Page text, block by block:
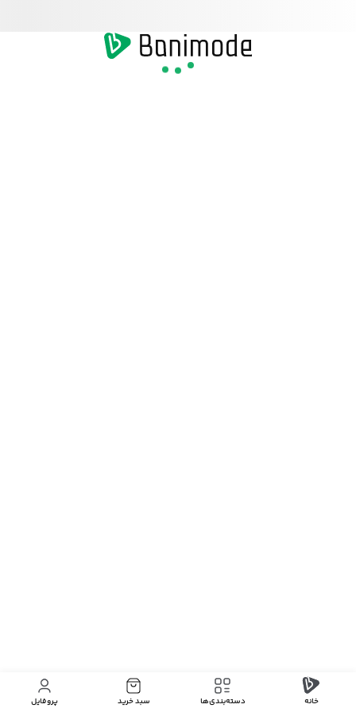
خانه دسته‌بندی‌‌ها سبد خرید پروفایل